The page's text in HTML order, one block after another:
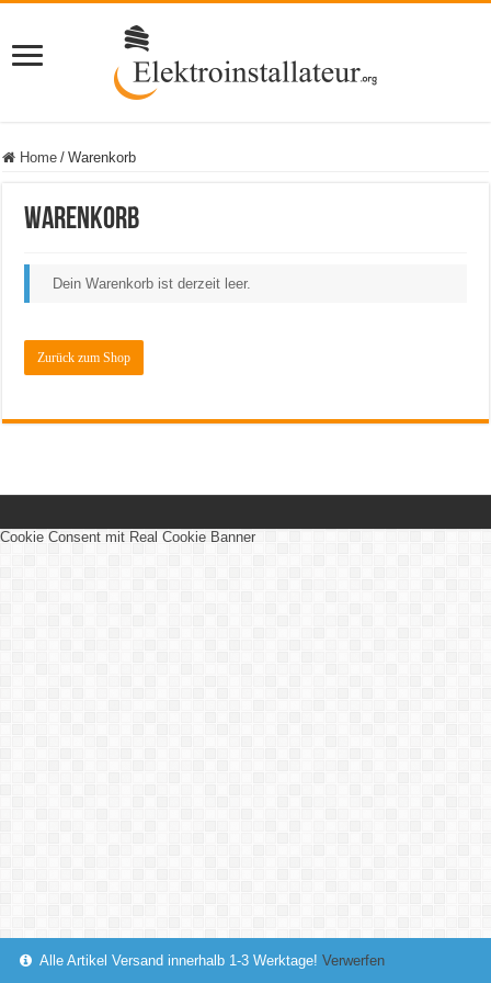
Home / Warenkorb
Warenkorb
Dein Warenkorb ist derzeit leer.
Zurück zum Shop
Alle Artikel Versand innerhalb 1-3 Werktage! Verwerfen
Cookie Consent mit Real Cookie Banner